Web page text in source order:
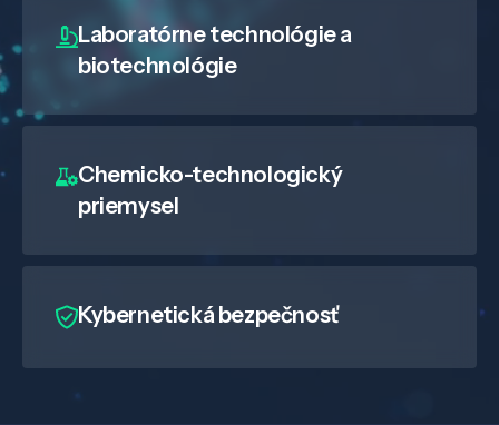
Laboratórne technológie a
biotechnológie
Chemicko-technologický
priemysel
Kybernetická bezpečnosť